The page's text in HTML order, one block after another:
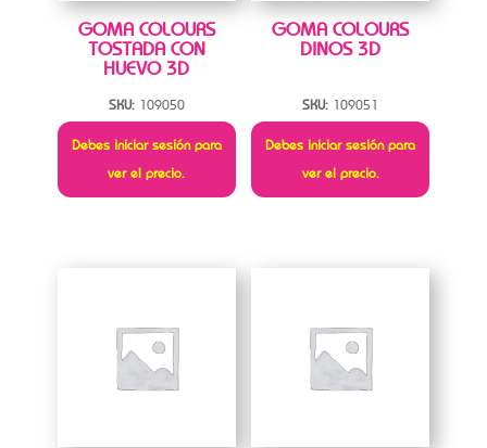
GOMA COLOURS
TOSTADA CON
HUEVO 3D
SKU: 109050
Debes iniciar sesión para
ver el precio.
GOMA COLOURS
DINOS 3D
SKU: 109051
Debes iniciar sesión para
ver el precio.